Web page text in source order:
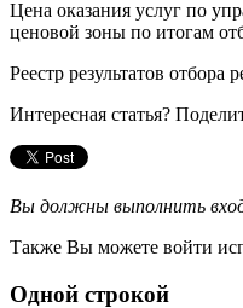
Цена оказания услуг по
ценовой зоны по итогам
Реестр результатов
Интересная статья?
Вы должны выполнить
Также Вы можете войти
Одной строкой